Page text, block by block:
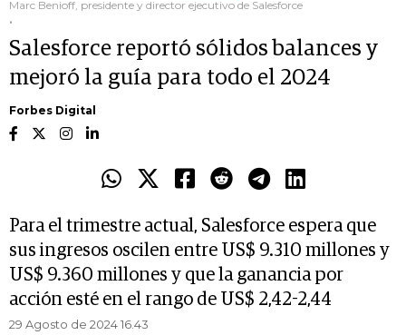
Marc Benioff, presidente y director ejecutivo de Salesforce
.
Salesforce reportó sólidos balances y
mejoró la guía para todo el 2024
Forbes Digital
Para el trimestre actual, Salesforce espera que
sus ingresos oscilen entre US$ 9.310 millones y
US$ 9.360 millones y que la ganancia por
acción esté en el rango de US$ 2,42-2,44
29 Agosto de 2024 16.43